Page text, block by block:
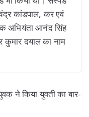
कांडपाल, कर एवं
अभियंता आनंद सिंह
कुमार दयाल का नाम
ने किया युवती का बार-